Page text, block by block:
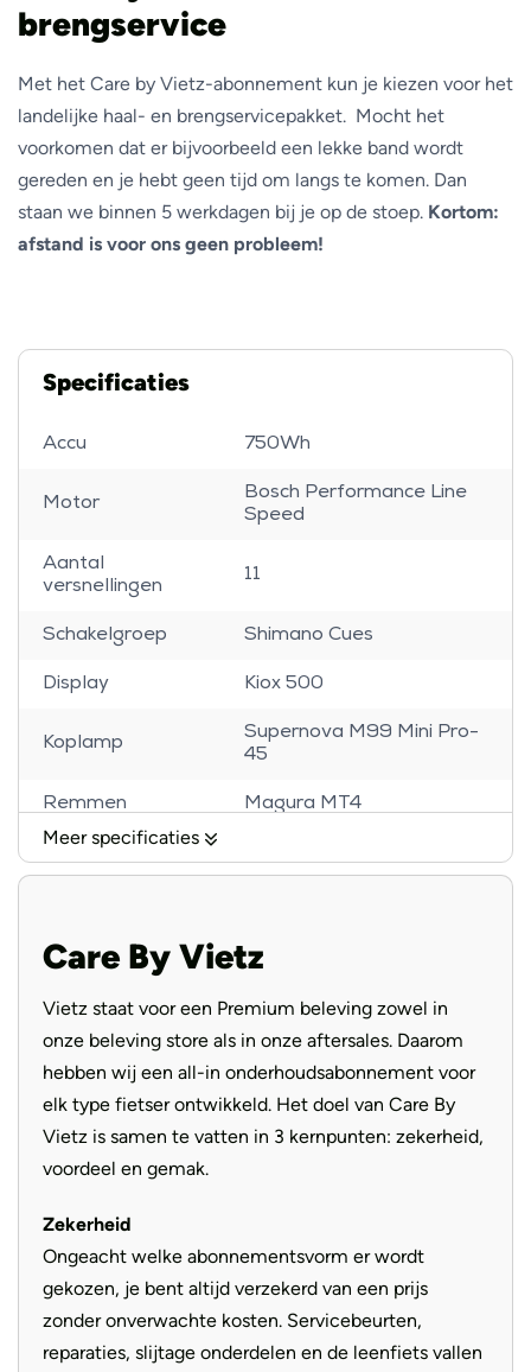
brengservice
Met het Care by Vietz-abonnement kun je kiezen voor het
landelijke haal- en brengservicepakket. Mocht het
voorkomen dat er bijvoorbeeld een lekke band wordt
gereden en je hebt geen tijd om langs te komen. Dan
staan we binnen 5 werkdagen bij je op de stoep. Kortom:
afstand is voor ons geen probleem!
Specificaties
Accu 750Wh
Motor
Bosch Performance Line
Speed
Aantal
versnellingen
11
Schakelgroep Shimano Cues
Display Kiox 500
Koplamp
Supernova M99 Mini Pro-
45
Remmen Magura MT4
Banden
Handvatten Ergon Ergonomic
Zadel
Selle Royal Essenza
Moderate
Aandrijving Ketting
Meer specificaties
Care By Vietz
Vietz staat voor een Premium beleving zowel in
onze beleving store als in onze aftersales. Daarom
hebben wij een all-in onderhoudsabonnement voor
elk type fietser ontwikkeld. Het doel van Care By
Vietz is samen te vatten in 3 kernpunten: zekerheid,
voordeel en gemak.
Zekerheid
Ongeacht welke abonnementsvorm er wordt
gekozen, je bent altijd verzekerd van een prijs
zonder onverwachte kosten. Servicebeurten,
reparaties, slijtage onderdelen en de leenfiets vallen